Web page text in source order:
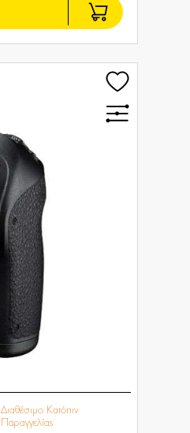
Διαθέσιμο Κατόπιν
Παραγγελίας